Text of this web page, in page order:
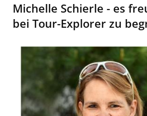
Michelle Schierle - es
bei Tour-Explorer zu